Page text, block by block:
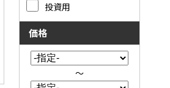
投資用
価格
～